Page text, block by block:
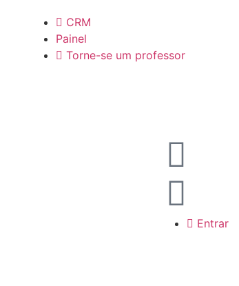
CRM
Painel
Torne-se um professor
Entrar